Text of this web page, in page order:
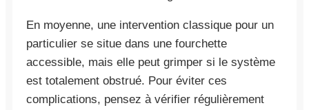
En moyenne, une intervention classique pour un
particulier se situe dans une fourchette
accessible, mais elle peut grimper si le système
est totalement obstrué. Pour éviter ces
complications, pensez à vérifier régulièrement